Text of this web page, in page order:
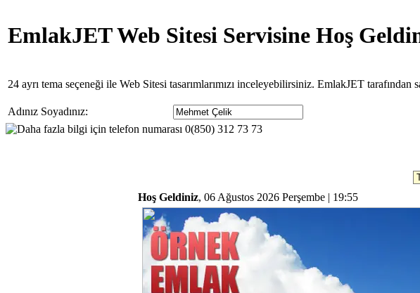
EmlakJET Web Sitesi Servisine Hoş
24 ayrı tema seçeneği ile Web Sitesi tasarımlarımızı inceleyebilirsiniz. EmlakJET
Adınız Soyadınız:
Hoş Geldiniz, 06 Ağustos 2026 Perşembe | 19:55